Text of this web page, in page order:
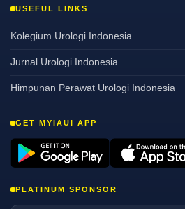
USEFUL LINKS
Kolegium Urologi Indonesia
Jurnal Urologi Indonesia
Himpunan Perawat Urologi Indonesia
GET MYIAUI APP
PLATINUM SPONSOR